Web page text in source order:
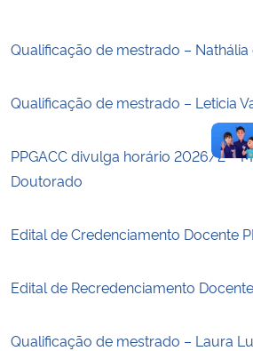
Qualificação de mestrado – Nathália
Qualificação de mestrado – Leticia
PPGACC divulga horário 2026/2 –
Doutorado
Edital de Credenciamento Docente
Edital de Recredenciamento
Qualificação de mestrado – Laura